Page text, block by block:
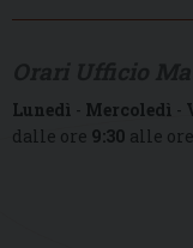
Lunedì - Mercoledì -
dalle ore 9:30 alle ore